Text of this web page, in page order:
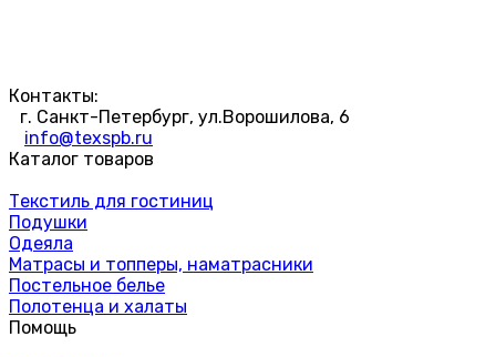
Контакты:
г. Санкт-Петербург, ул.Ворошилова, 6
info@texspb.ru
Каталог товаров
Текстиль для гостиниц
Подушки
Одеяла
Матрасы и топперы, наматрасники
Постельное белье
Полотенца и халаты
Помощь